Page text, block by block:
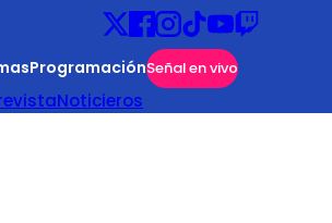
ProgramaciónSeñal en vivo
Noticieros